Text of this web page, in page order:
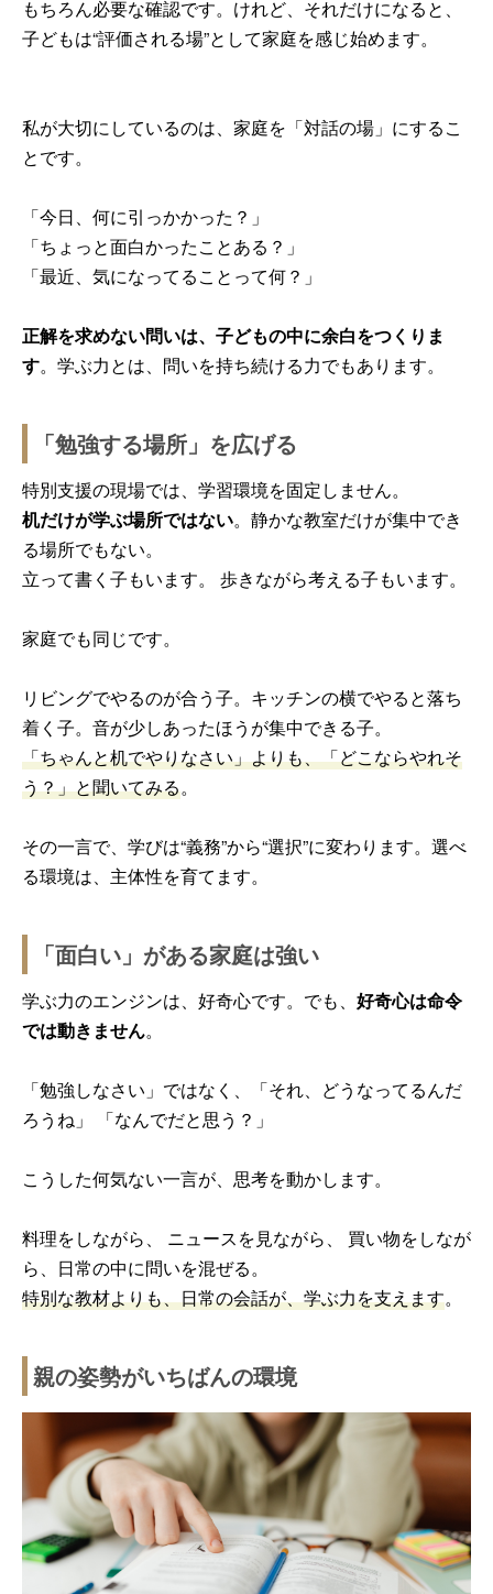
もちろん必要な確認です。けれど、それだけになると、
子どもは“評価される場”として家庭を感じ始めます。
私が大切にしているのは、家庭を「対話の場」にするこ
とです。
「今日、何に引っかかった？」
「ちょっと面白かったことある？」
「最近、気になってることって何？」
正解を求めない問いは、子どもの中に余白をつくりま
す。学ぶ力とは、問いを持ち続ける力でもあります。
「勉強する場所」を広げる
特別支援の現場では、学習環境を固定しません。
机だけが学ぶ場所ではない。静かな教室だけが集中でき
る場所でもない。
立って書く子もいます。 歩きながら考える子もいます。
家庭でも同じです。
リビングでやるのが合う子。キッチンの横でやると落ち
着く子。音が少しあったほうが集中できる子。
「ちゃんと机でやりなさい」よりも、「どこならやれそ
う？」と聞いてみる。
その一言で、学びは“義務”から“選択”に変わります。選べ
る環境は、主体性を育てます。
「面白い」がある家庭は強い
学ぶ力のエンジンは、好奇心です。でも、 好奇心は命令
では動きません。
「勉強しなさい」ではなく、「それ、どうなってるんだ
ろうね」 「なんでだと思う？」
こうした何気ない一言が、思考を動かします。
料理をしながら、 ニュースを見ながら、 買い物をしなが
ら、日常の中に問いを混ぜる。
特別な教材よりも、日常の会話が、学ぶ力を支えます。
親の姿勢がいちばんの環境